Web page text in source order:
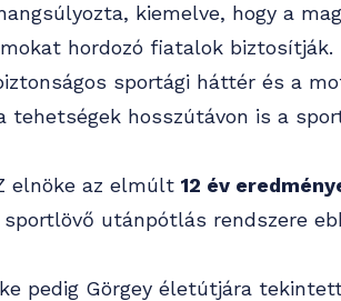
kiemelve, hogy a
hordozó fiatalok biztosítják.
sportági háttér és a
tehetségek hosszútávon is a
elnöke az elmúlt 12 év
utánpótlás rendszere
pedig Görgey életútjára